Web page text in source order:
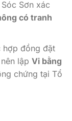
Sơn xác
có tranh
đồng đặt
lập Vi bằng
chứng tại Tổ